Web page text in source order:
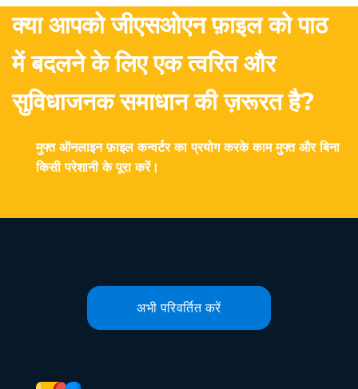
क्या आपको जीएसओएन फ़ाइल को पाठ
में बदलने के लिए एक त्वरित और
सुविधाजनक समाधान की ज़रूरत है?
मुफ्त ऑनलाइन फ़ाइल कन्वर्टर का प्रयोग करके काम मुफ्त और बिना
किसी परेशानी के पूरा करें।
अभी परिवर्तित करें